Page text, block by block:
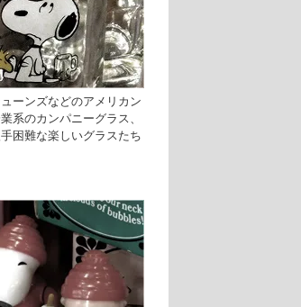
ーンズなどのアメリカン
系のカンパニーグラス、
困難な楽しいグラスたち